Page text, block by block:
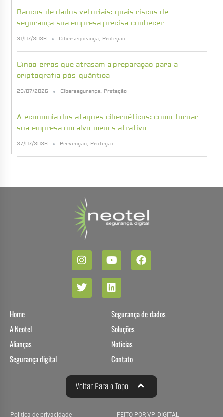
Bancos de dados vetoriais: quais riscos de
segurança sua empresa precisa conhecer
31/07/2026 Cibersegurança, Proteção
Cinco erros que atrasam a preparação para a
criptografia pós-quântica
29/07/2026 Cibersegurança, Proteção
A economia dos ataques cibernéticos: como tornar
sua empresa um alvo menos atrativo
27/07/2026 Prevenção, Proteção
Home
A Neotel
Alianças
Segurança digital
Segurança de dados
Soluções
Noticias
Contato
Voltar Para o Topo
Politica de privacidade FEITO POR VP DIGITAL